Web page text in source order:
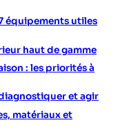
équipements utiles
haut de gamme
: les priorités à
et agir
matériaux et